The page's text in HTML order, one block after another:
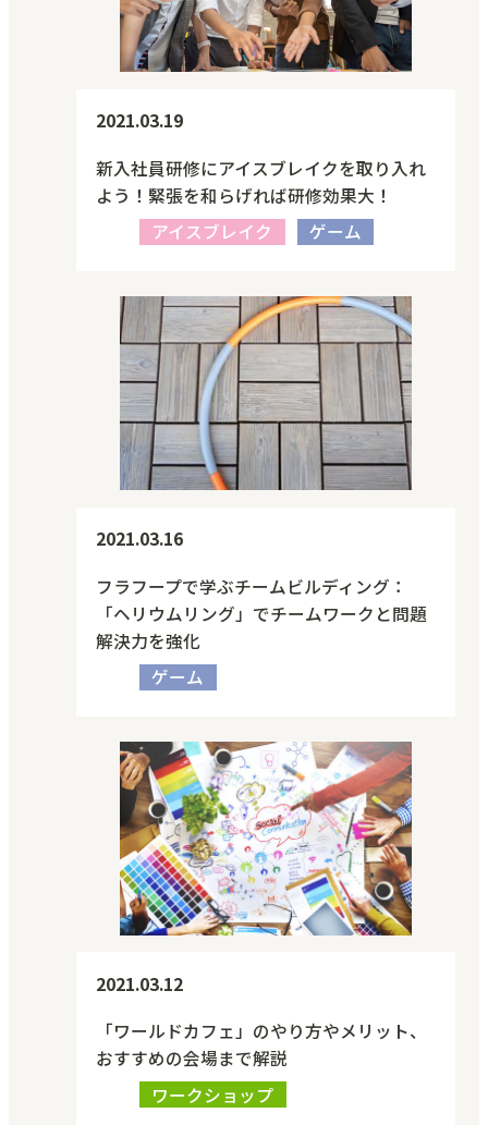
2021.03.19
新入社員研修にアイスブレイクを取り入れ
よう！緊張を和らげれば研修効果大！
アイスブレイク
ゲーム
2021.03.16
フラフープで学ぶチームビルディング：
「ヘリウムリング」でチームワークと問題
解決力を強化
ゲーム
2021.03.12
「ワールドカフェ」のやり方やメリット、
おすすめの会場まで解説
ワークショップ